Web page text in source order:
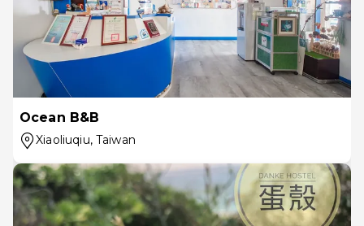
Ocean B&B
Xiaoliuqiu, Taiwan